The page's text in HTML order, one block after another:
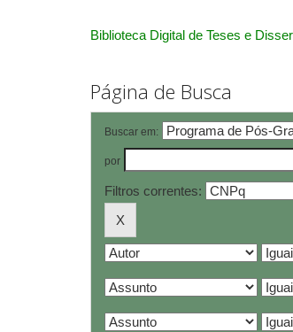
Biblioteca Digital de Teses e
Página de Busca
Buscar em:
por
Filtros correntes: